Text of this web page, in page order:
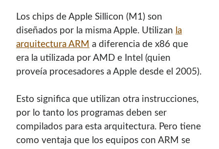
Donate
If you like this website or any of my work, consider to
give a small donation. It will help me to invest time on
Si te gusta este sitio web o mi trabajo, puedes hacer una
pequeña donación. Me ayudará a invertir tiempo en crear
Los chips de Apple Sillicon (M1) son
diseñados por la misma Apple. Utilizan la
arquitectura ARM a diferencia de x86 que
era la utilizada por AMD e Intel (quien
proveía procesadores a Apple desde el 2005).
Esto significa que utilizan otra instrucciones,
por lo tanto los programas deben ser
compilados para esta arquitectura. Pero tiene
como ventaja que los equipos con ARM se